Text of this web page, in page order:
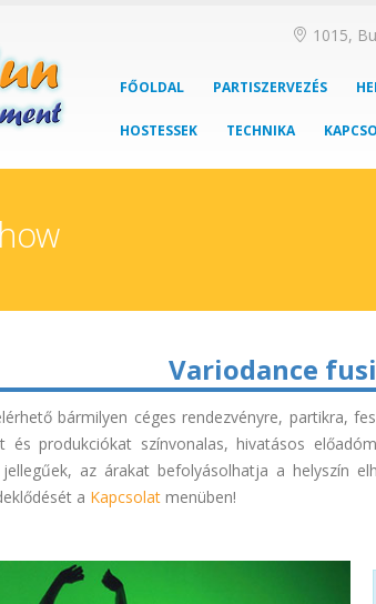
1015,
FŐOLDAL PARTISZERVEZÉS
HOSTESSEK TECHNIKA
Variodance
bármilyen céges rendezvényre, partikra,
produkciókat színvonalas, hivatásos
az árakat befolyásolhatja a helyszín
a Kapcsolat menüben!